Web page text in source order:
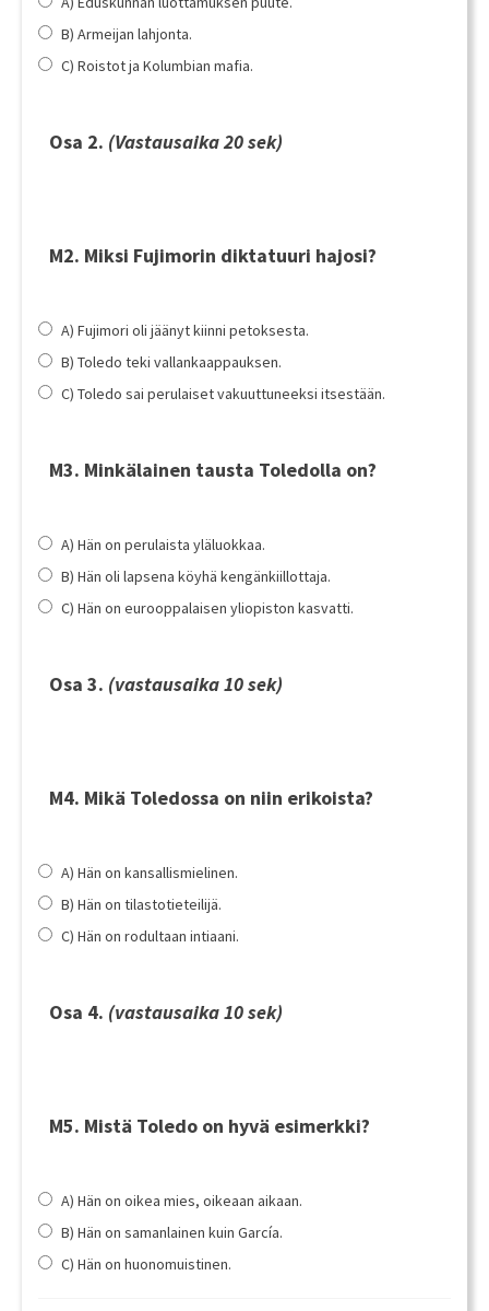
B) Armeijan lahjonta.
C) Roistot ja Kolumbian mafia.
Osa 2. (Vastausaika 20 sek)
M2. Miksi Fujimorin diktatuuri hajosi?
A) Fujimori oli jäänyt kiinni petoksesta.
B) Toledo teki vallankaappauksen.
C) Toledo sai perulaiset vakuuttuneeksi itsestään.
M3. Minkälainen tausta Toledolla on?
A) Hän on perulaista yläluokkaa.
B) Hän oli lapsena köyhä kengänkiillottaja.
C) Hän on eurooppalaisen yliopiston kasvatti.
Osa 3. (vastausaika 10 sek)
M4. Mikä Toledossa on niin erikoista?
A) Hän on kansallismielinen.
B) Hän on tilastotieteilijä.
C) Hän on rodultaan intiaani.
Osa 4. (vastausaika 10 sek)
M5. Mistä Toledo on hyvä esimerkki?
A) Hän on oikea mies, oikeaan aikaan.
B) Hän on samanlainen kuin García.
C) Hän on huonomuistinen.